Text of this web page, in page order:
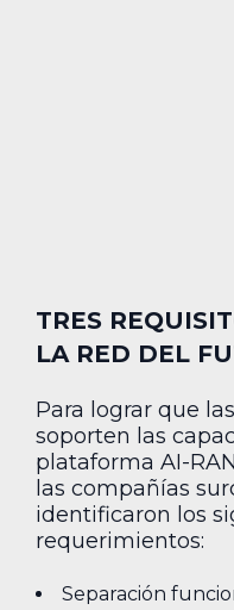
TRES
LA RED DEL
Para lograr que
soporten las
plataforma AI-
las compañías
identificaron los
requerimientos:
Separación